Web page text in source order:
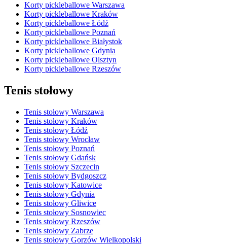
Korty pickleballowe Warszawa
Korty pickleballowe Kraków
Korty pickleballowe Łódź
Korty pickleballowe Poznań
Korty pickleballowe Białystok
Korty pickleballowe Gdynia
Korty pickleballowe Olsztyn
Korty pickleballowe Rzeszów
Tenis stołowy
Tenis stołowy Warszawa
Tenis stołowy Kraków
Tenis stołowy Łódź
Tenis stołowy Wrocław
Tenis stołowy Poznań
Tenis stołowy Gdańsk
Tenis stołowy Szczecin
Tenis stołowy Bydgoszcz
Tenis stołowy Katowice
Tenis stołowy Gdynia
Tenis stołowy Gliwice
Tenis stołowy Sosnowiec
Tenis stołowy Rzeszów
Tenis stołowy Zabrze
Tenis stołowy Gorzów Wielkopolski